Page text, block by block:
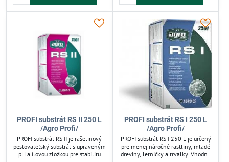
korene.
PROFI substrát RS II 250 L
/Agro Profi/
PROFI substrát RS II je rašelinový
pestovateľský substrát s upraveným
pH a ílovou zložkou pre stabilitu
PROFI substrát RS I 250 L
/Agro Profi/
PROFI substrát RS I 250 L je určený
pre menej náročné rastliny, mladé
dreviny, letničky a trvalky. Vhodný